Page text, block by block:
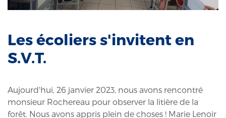
Les écoliers s'invitent en
S.V.T.
Aujourd'hui, 26 janvier 2023, nous avons rencontré
monsieur Rochereau pour observer la litière de la
forêt. Nous avons appris plein de choses ! Marie Lenoir